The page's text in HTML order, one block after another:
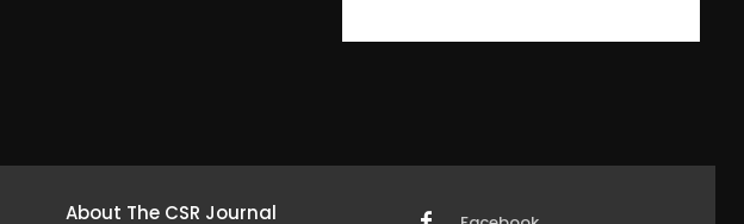
About The CSR Journal